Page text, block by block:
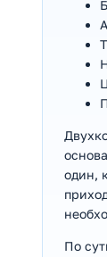
один,
По